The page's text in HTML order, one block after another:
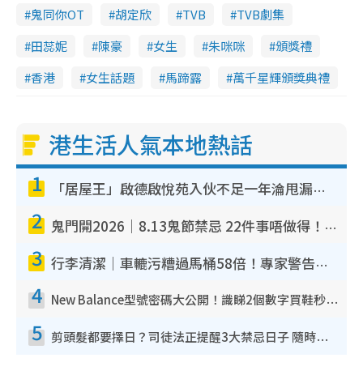
鬼同你OT 胡定欣 TVB
TVB劇集
田蕊妮
陳豪 女生 朱咪咪
頒獎禮
香港
女生話題 馬蹄露 萬千星輝頒獎典禮
港生活人氣本地熱話
1 「居屋王」啟德啟悅苑入伙不足一年淪甩漏之王！插頭噴火花致大停電 多戶業主全屋家電報銷
2 鬼門開2026｜8.13鬼節禁忌 22件事唔做得！燒肉、刺身要少食？半夜勿吹口哨/打呢個電話
3 行李清潔｜車轆污糟過馬桶58倍！專家警告忌用酒精抹 教1招免污手除菌
4 New Balance型號密碼大公開！識睇2個數字買鞋秒知功能免中伏 附5大熱門鞋款
5 剪頭髮都要擇日？司徒法正提醒3大禁忌日子 隨時剪走財運！呢日剪髮恐「剪壽命」？